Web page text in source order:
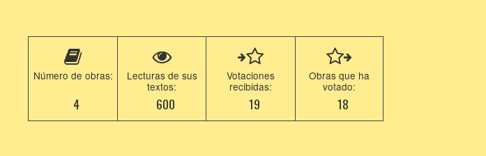
Número de obras:
4
Lecturas de sus
textos:
600
Votaciones
recibidas:
19
Obras que ha
votado:
18